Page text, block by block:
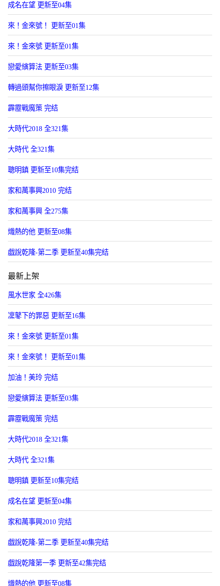
成名在望 更新至04集
來！金來號！ 更新至01集
來！金來號 更新至01集
戀愛縯算法 更新至03集
轉過頭幫你擦眼淚 更新至12集
霹靂戰魔策 完结
大時代2018 全321集
大時代 全321集
聰明鎮 更新至10集完结
家和萬事興2010 完结
家和萬事興 全275集
熾熱的他 更新至08集
戯說乾隆-第二季 更新至40集完结
最新上架
風水世家 全426集
凜鼕下的罪惡 更新至16集
來！金來號 更新至01集
來！金來號！ 更新至01集
加油！美玲 完结
戀愛縯算法 更新至03集
霹靂戰魔策 完结
大時代2018 全321集
大時代 全321集
聰明鎮 更新至10集完结
成名在望 更新至04集
家和萬事興2010 完结
戯說乾隆-第二季 更新至40集完结
戯說乾隆第一季 更新至42集完结
熾熱的他 更新至08集